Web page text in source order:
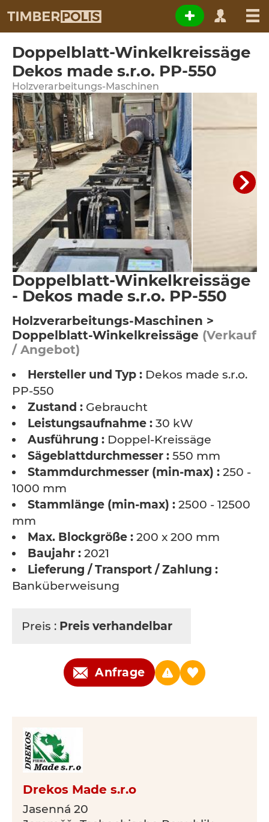
Doppelblatt-Winkelkreissäge
Dekos made s.r.o. PP-550
Holzverarbeitungs-Maschinen
Doppelblatt-Winkelkreissäge
- Dekos made s.r.o. PP-550
Holzverarbeitungs-Maschinen >
Doppelblatt-Winkelkreissäge (Verkauf
/ Angebot)
Hersteller und Typ : Dekos made s.r.o.
PP-550
Zustand : Gebraucht
Leistungsaufnahme : 30 kW
Ausführung : Doppel-Kreissäge
Sägeblattdurchmesser : 550 mm
Stammdurchmesser (min-max) : 250 -
1000 mm
Stammlänge (min-max) : 2500 - 12500
mm
Max. Blockgröße : 200 x 200 mm
Baujahr : 2021
Lieferung / Transport / Zahlung :
Banküberweisung
Preis : Preis verhandelbar
Anfrage
Drekos Made s.r.o
Jasenná 20